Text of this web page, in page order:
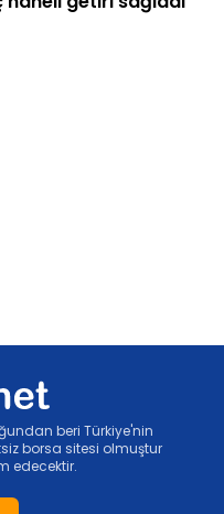
beri Türkiye'nin
borsa sitesi olmuştur
edecektir.